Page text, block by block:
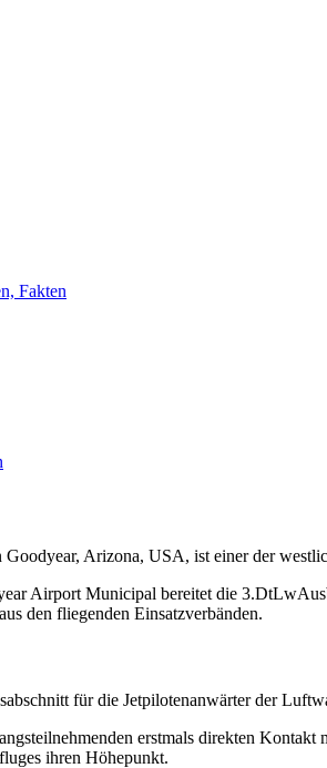
Fakten
Arizona, USA, ist einer der
Airport Municipal bereitet die
den fliegenden Einsatzverbänden.
für die Jetpilotenanwärter der
erstmals direkten
ihren Höhepunkt.